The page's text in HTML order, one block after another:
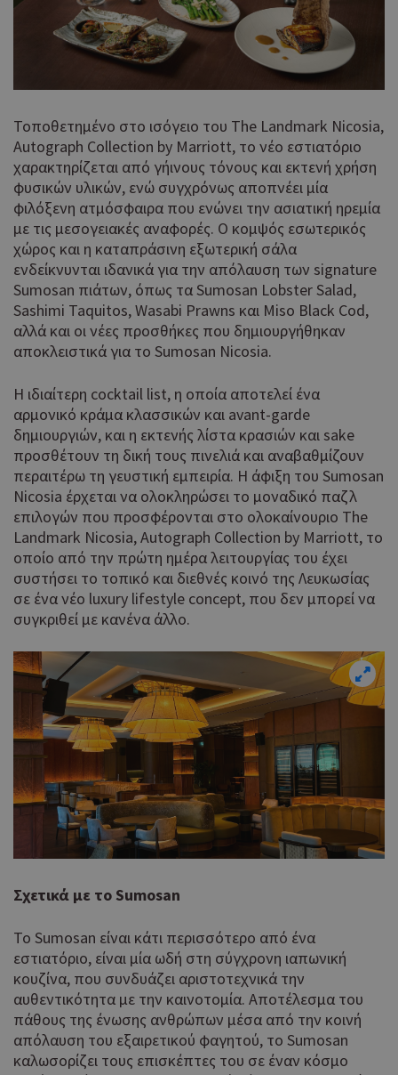
Τοποθετημένο στο ισόγειο του The Landmark Nicosia,
Autograph Collection by Marriott, το νέο εστιατόριο
χαρακτηρίζεται από γήινους τόνους και εκτενή χρήση
φυσικών υλικών, ενώ συγχρόνως αποπνέει μία
φιλόξενη ατμόσφαιρα που ενώνει την ασιατική ηρεμία
με τις μεσογειακές αναφορές. Ο κομψός εσωτερικός
χώρος και η καταπράσινη εξωτερική σάλα
ενδείκνυνται ιδανικά για την απόλαυση των signature
Sumosan πιάτων, όπως τα Sumosan Lobster Salad,
Sashimi Taquitos, Wasabi Prawns και Miso Black Cod,
αλλά και οι νέες προσθήκες που δημιουργήθηκαν
αποκλειστικά για το Sumosan Nicosia.
Η ιδιαίτερη cocktail list, η οποία αποτελεί ένα
αρμονικό κράμα κλασσικών και avant-garde
δημιουργιών, και η εκτενής λίστα κρασιών και sake
προσθέτουν τη δική τους πινελιά και αναβαθμίζουν
περαιτέρω τη γευστική εμπειρία. Η άφιξη του Sumosan
Nicosia έρχεται να ολοκληρώσει το μοναδικό παζλ
επιλογών που προσφέρονται στο ολοκαίνουριο The
Landmark Nicosia, Autograph Collection by Marriott, το
οποίο από την πρώτη ημέρα λειτουργίας του έχει
συστήσει το τοπικό και διεθνές κοινό της Λευκωσίας
σε ένα νέο luxury lifestyle concept, που δεν μπορεί να
συγκριθεί με κανένα άλλο.
Σχετικά με το Sumosan
Το Sumosan είναι κάτι περισσότερο από ένα
εστιατόριο, είναι μία ωδή στη σύγχρονη ιαπωνική
κουζίνα, που συνδυάζει αριστοτεχνικά την
αυθεντικότητα με την καινοτομία. Αποτέλεσμα του
πάθους της ένωσης ανθρώπων μέσα από την κοινή
απόλαυση του εξαιρετικού φαγητού, το Sumosan
καλωσορίζει τους επισκέπτες του σε έναν κόσμο